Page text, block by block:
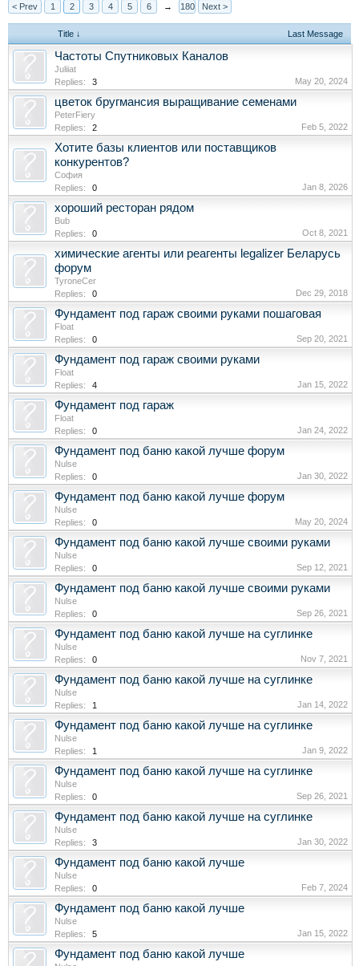
< Prev 1 2 3 4 5 6 → 180 Next >
Title ↓ Last Message
Частоты Спутниковых Каналов
Juliiat
Replies:
3 May 20, 2024
цветок бругмансия выращивание семенами
PeterFiery
Replies:
2 Feb 5, 2022
Хотите базы клиентов или поставщиков
конкурентов?
София
Replies:
0 Jan 8, 2026
хороший ресторан рядом
Bub
Replies:
0 Oct 8, 2021
химические агенты или реагенты legalizer Беларусь
форум
TyroneCer
Replies:
0 Dec 29, 2018
Фундамент под гараж своими руками пошаговая
Float
Replies:
0 Sep 20, 2021
Фундамент под гараж своими руками
Float
Replies:
4 Jan 15, 2022
Фундамент под гараж
Float
Replies:
0 Jan 24, 2022
Фундамент под баню какой лучше форум
Nulse
Replies:
0 Jan 30, 2022
Фундамент под баню какой лучше форум
Nulse
Replies:
0 May 20, 2024
Фундамент под баню какой лучше своими руками
Nulse
Replies:
0 Sep 12, 2021
Фундамент под баню какой лучше своими руками
Nulse
Replies:
0 Sep 26, 2021
Фундамент под баню какой лучше на суглинке
Nulse
Replies:
0 Nov 7, 2021
Фундамент под баню какой лучше на суглинке
Nulse
Replies:
1 Jan 14, 2022
Фундамент под баню какой лучше на суглинке
Nulse
Replies:
1 Jan 9, 2022
Фундамент под баню какой лучше на суглинке
Nulse
Replies:
0 Sep 26, 2021
Фундамент под баню какой лучше на суглинке
Nulse
Replies:
3 Jan 30, 2022
Фундамент под баню какой лучше
Nulse
Replies:
0 Feb 7, 2024
Фундамент под баню какой лучше
Nulse
Replies:
5 Jan 15, 2022
Фундамент под баню какой лучше